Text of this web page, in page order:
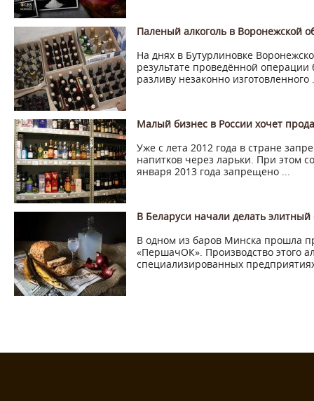
Паленый алкоголь в Воронежской
На днях в Бутурлиновке
результате проведённой
разливу незаконно изготовленного
Малый бизнес в России хочет
Уже с лета 2012 года в стране
напитков через ларьки. При этом
января 2013 года запрещено ...
В Беларуси начали делать элитный
В одном из баров Минска прошла
«ПершачОК». Производство этого
специализированных